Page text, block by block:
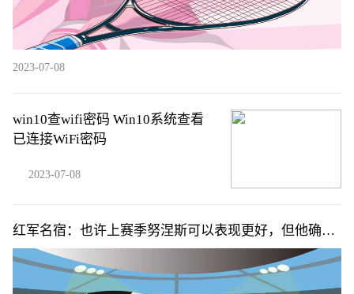
2023-07-08
win10查wifi密码 Win10系统查看
已连接WiFi密码
2023-07-08
红军名宿：也许上赛季努涅斯可以表现更好，但他确实
展示了潜力